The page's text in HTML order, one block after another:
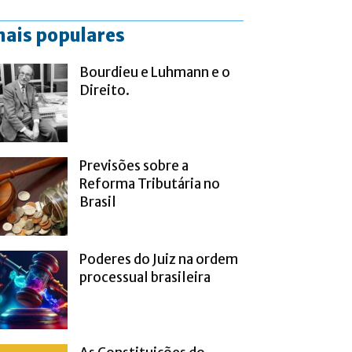
populares
Bourdieu e Luhmann e o
Direito.
Previsões sobre a
Reforma Tributária no
Brasil
Poderes do Juiz na ordem
processual brasileira